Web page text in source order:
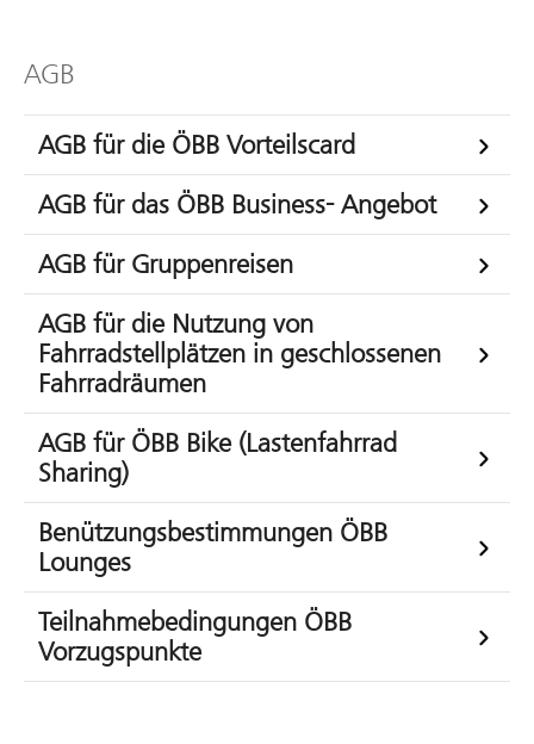
AGB
AGB für die ÖBB Vorteilscard
AGB für das ÖBB Business- Angebot
AGB für Gruppenreisen
AGB für die Nutzung von
Fahrradstellplätzen in geschlossenen
Fahrradräumen
AGB für ÖBB Bike (Lastenfahrrad
Sharing)
Benützungsbestimmungen ÖBB
Lounges
Teilnahmebedingungen ÖBB
Vorzugspunkte